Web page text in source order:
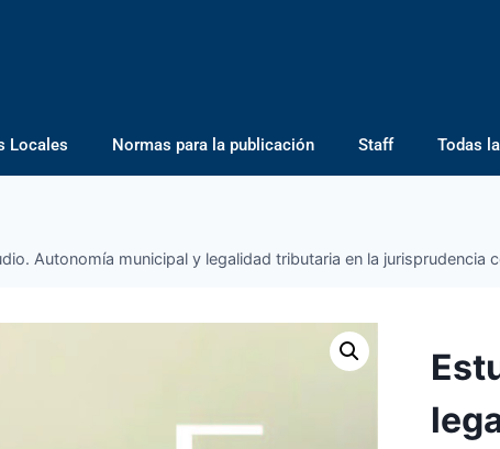
Locales Normas para la publicación Staff Todas
Autonomía municipal y legalidad tributaria en la jurisprudencia